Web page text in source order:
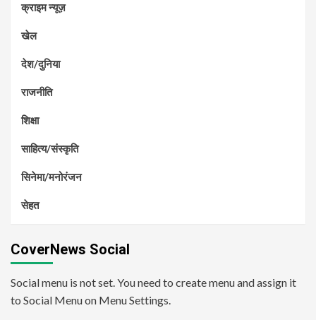
क्राइम न्यूज़
खेल
देश/दुनिया
राजनीति
शिक्षा
साहित्य/संस्कृति
सिनेमा/मनोरंजन
सेहत
CoverNews Social
Social menu is not set. You need to create menu and assign it
to Social Menu on Menu Settings.